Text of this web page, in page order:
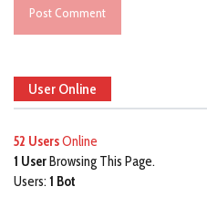
User Online
52 UsersOnline
1 UserBrowsing This Page.
Users: 1 Bot